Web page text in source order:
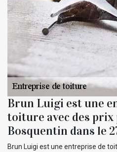
Brun Luigi est une
toiture avec des prix
Bosquentin dans le
Brun Luigi est une entreprise de